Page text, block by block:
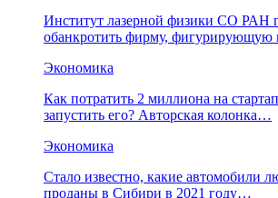
Институт лазерной физики СО РАН
обанкротить фирму,
Экономика
Как потратить 2 миллиона на
запустить его? Авторская колонка…
Экономика
Стало известно, какие автомобили
проданы в Сибири в 2021 году…